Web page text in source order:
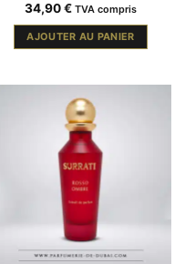
34,90€ TVA compris
AJOUTER AU PANIER